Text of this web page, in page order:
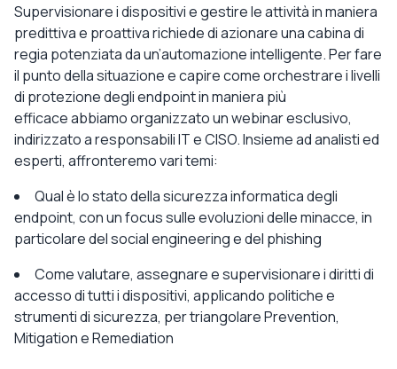
Supervisionare i dispositivi egestire le attività in maniera
predittiva e proattivarichiede di azionareuna cabina di
regia potenziata da un’automazione intelligente. Per fare
il punto della situazione e capirecome orchestrare i livelli
di protezione degli endpoint in maniera più
efficaceabbiamo organizzato un webinar esclusivo,
indirizzato aresponsabili IT e CISO. Insieme ad analisti ed
esperti, affronteremo vari temi:
Qual è lo stato della sicurezza informatica degli
endpoint, con unfocus sulle evoluzioni delle minacce, in
particolare del social engineering e del phishing
Come valutare, assegnare e supervisionare i diritti di
accesso di tutti i dispositivi, applicando politiche e
strumenti di sicurezza, pertriangolare Prevention,
Mitigation e Remediation